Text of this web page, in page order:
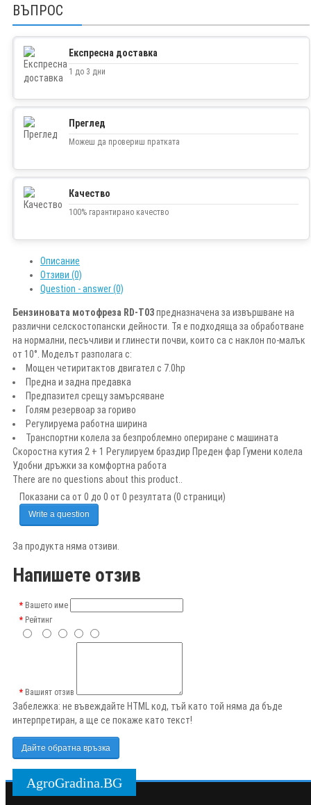
ВЪПРОС
Експресна доставка
1 до 3 дни
Преглед
Можеш да провериш пратката
Качество
100% гарантирано качество
Описание
Отзиви (0)
Question - answer (0)
Бензиновата мотофреза RD-T03предназначена за извършване на
различни селскостопански дейности. Тя е подходяща за обработване
на нормални, песъчливи и глинести почви, които са с наклон по-малък
от 10°. Моделът разполага с:
Мощен четиритактов двигател с 7.0hp
Предна и задна предавка
Предпазител срещу замърсяване
Голям резервоар за гориво
Регулируема работна ширина
Транспортни колела за безпроблемно опериране с машината
Скоростна кутия 2 + 1 Регулируем браздир Преден фар Гумени колела
Удобни дръжки за комфортна работа
There are no questions about this product..
Показани са от 0 до 0 от 0 резултата (0 страници)
Write a question
За продукта няма отзиви.
Напишете отзив
Вашето име
Рейтинг
Вашият отзив
Забележка: не въвеждайте HTML код, тъй като той няма да бъде
интерпретиран, а ще се покаже като текст!
Дайте обратна връзка
AgroGradina.BG